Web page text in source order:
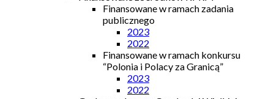
Finansowane w ramach zadania
publicznego
2023
2022
Finansowane w ramach konkursu
“Polonia i Polacy za Granicą”
2023
2022